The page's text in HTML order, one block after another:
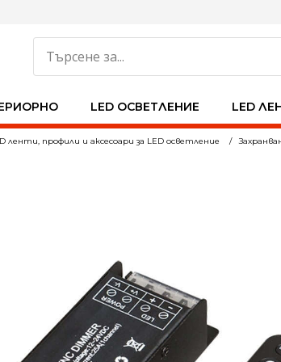
LED ОСВЕТЛЕНИЕ LED
ленти, профили и аксесоари за LED осветление